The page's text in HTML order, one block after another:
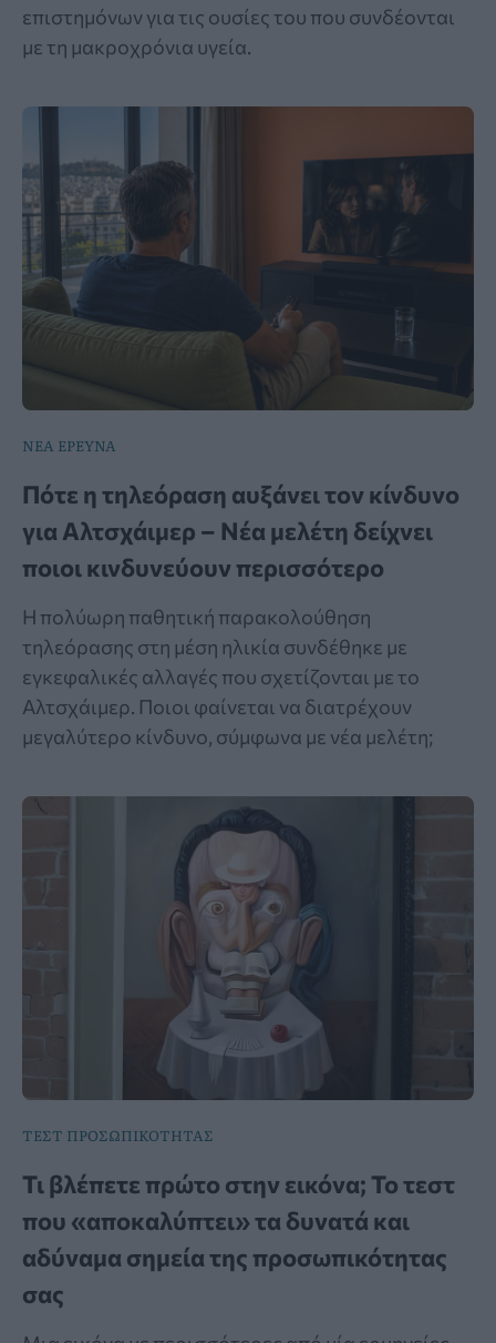
επιστημόνων για τις ουσίες του που συνδέονται
με τη μακροχρόνια υγεία.
ΝΕΑ ΕΡΕΥΝΑ
Πότε η τηλεόραση αυξάνει τον κίνδυνο
για Αλτσχάιμερ – Νέα μελέτη δείχνει
ποιοι κινδυνεύουν περισσότερο
Η πολύωρη παθητική παρακολούθηση
τηλεόρασης στη μέση ηλικία συνδέθηκε με
εγκεφαλικές αλλαγές που σχετίζονται με το
Αλτσχάιμερ. Ποιοι φαίνεται να διατρέχουν
μεγαλύτερο κίνδυνο, σύμφωνα με νέα μελέτη;
ΤΕΣΤ ΠΡΟΣΩΠΙΚΟΤΗΤΑΣ
Τι βλέπετε πρώτο στην εικόνα; Το τεστ
που «αποκαλύπτει» τα δυνατά και
αδύναμα σημεία της προσωπικότητας
σας